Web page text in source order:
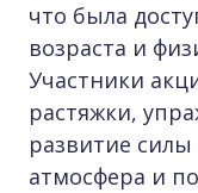
что была
возраста и
Участники
растяжки,
развитие
атмосфера и